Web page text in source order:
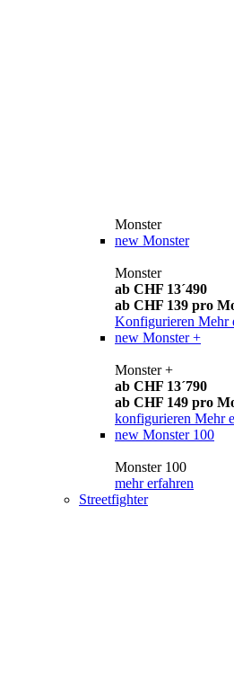
Monster
new Monster
Monster
ab CHF 13´490
ab CHF 139 pro
Konfigurieren Mehr
new Monster +
Monster +
ab CHF 13´790
ab CHF 149 pro
konfigurieren Mehr
new Monster 100
Monster 100
mehr erfahren
Streetfighter